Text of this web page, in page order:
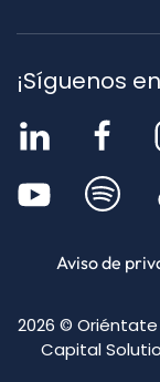
¡Síguenos
Aviso de
2026 ©
Capital